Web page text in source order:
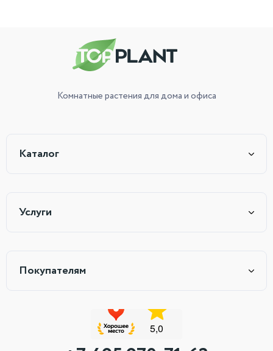
Комнатные растениядля дома и офиса
Каталог
Услуги
Покупателям